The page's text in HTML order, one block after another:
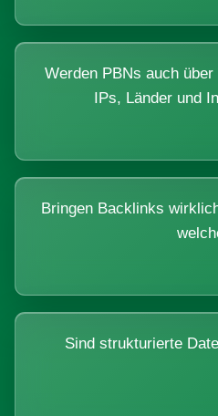
Werden PBNs auch
IPs, Länder und
Bringen Backlinks
Sind strukturierte